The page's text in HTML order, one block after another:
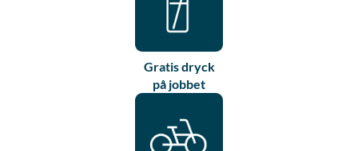
Gratis dryck
på jobbet